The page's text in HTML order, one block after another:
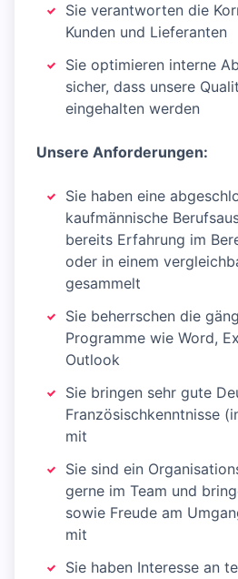
Sie verantworten die
Kunden und Lieferanten
Sie optimieren interne
sicher, dass unsere
eingehalten werden
Unsere Anforderungen:
Sie haben eine
kaufmännische
bereits Erfahrung im
oder in einem
gesammelt
Sie beherrschen die
Programme wie Word,
Outlook
Sie bringen sehr gute
Französischkenntnisse
mit
Sie sind ein
gerne im Team und
sowie Freude am
mit
Sie haben Interesse an